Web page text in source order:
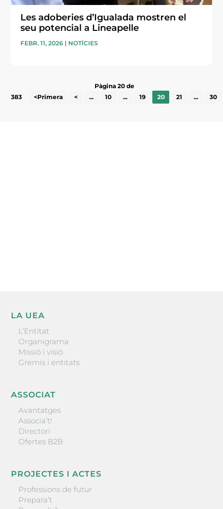
Les adoberies d’Igualada mostren el
seu potencial a Lineapelle
FEBR. 11, 2026 | NOTÍCIES
Pàgina 20 de
383
<Primera < ... 10 ... 19 20 21 ... 30
LA UEA
L’Entitat
Organigrama
Missió i visió
Gremis i entitats
ASSOCIAT
Avantatges
Associa’t!
Directori
Ofertes B2B
PROJECTES I ACTES
Professions de futur
Prepara’t